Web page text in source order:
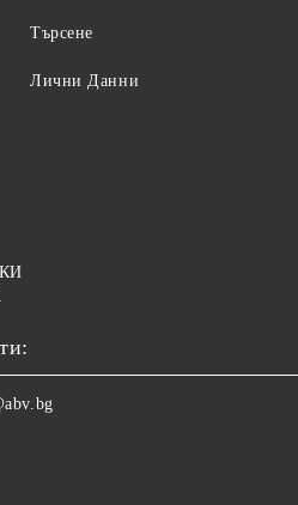
Търсене
Лични Данни